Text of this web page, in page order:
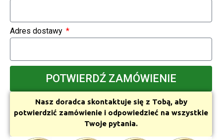
Adres dostawy
POTWIERDŹ ZAMÓWIENIE
Nasz doradca skontaktuje się z Tobą, aby
potwierdzić zamówienie i odpowiedzieć na wszystkie
Twoje pytania.